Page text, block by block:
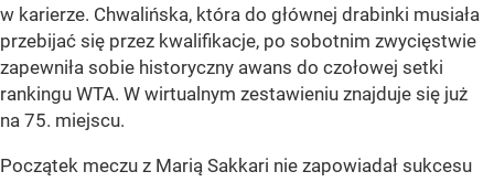
w karierze. Chwalińska, która do głównej drabinki musiała
przebijać się przez kwalifikacje, po sobotnim zwycięstwie
zapewniła sobie historyczny awans do czołowej setki
rankingu WTA. W wirtualnym zestawieniu znajduje się już
na 75. miejscu.
Początek meczu z Marią Sakkari nie zapowiadał sukcesu